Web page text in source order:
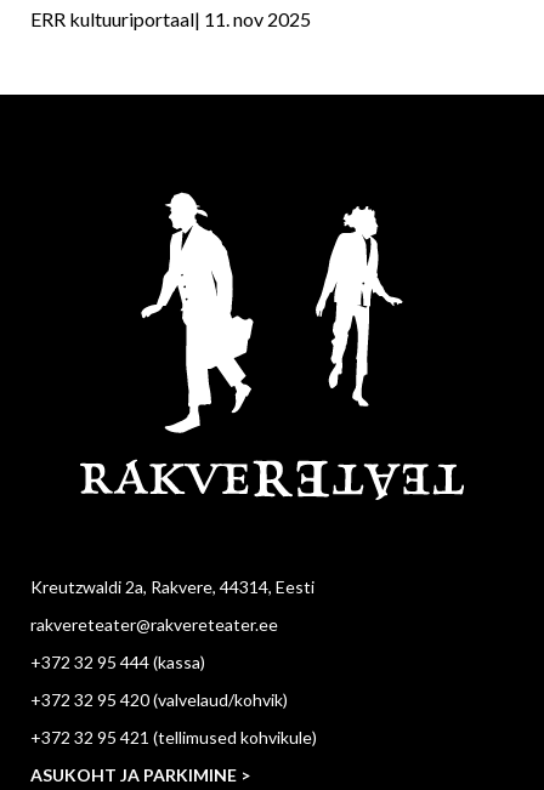
ERR kultuuriportaal 11. nov 2025
Kreutzwaldi 2a, Rakvere, 44314, Eesti
rakvereteater@rakvereteater.ee
+372 32 95 444(kassa)
+372 32 95 420(valvelaud/kohvik)
+372 32 95 421 (tellimused kohvikule)
ASUKOHT JA PARKIMINE >